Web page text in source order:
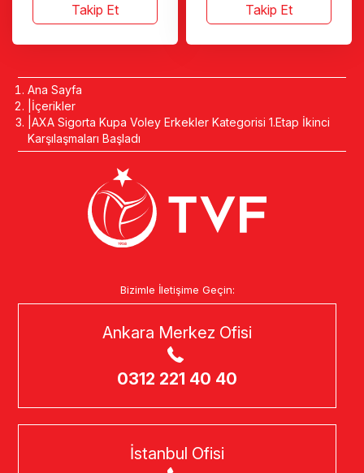
Takip Et Takip Et
Ana Sayfa
İçerikler
AXA Sigorta Kupa Voley Erkekler Kategorisi 1.Etap İkinci
Karşılaşmaları Başladı
Bizimle İletişime Geçin:
Ankara Merkez Ofisi
0312 221 40 40
İstanbul Ofisi